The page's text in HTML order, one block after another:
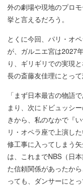
外の劇場や現地のプロ
挙と言えるだろう。
とくに今回、パリ・オ
が、ガルニエ宮は2027
り、ギリギリでの実現
長の斎藤友佳理にとって
「まず日本最古の物語
まり、次にドビュッシ
きから、私のなかで『
リ・オペラ座で上演し
修工事に入ってしまう
は、これまでNBS（日
た信頼関係があったか
っても、ダンサーにと